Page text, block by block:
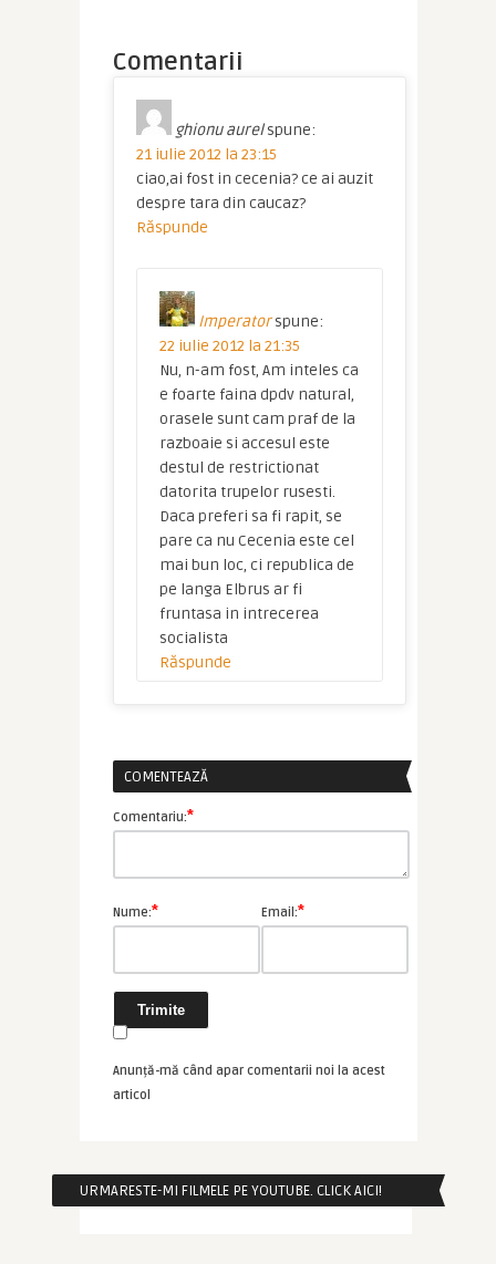
Comentarii
ghionu aurel spune:
21 iulie 2012 la 23:15
ciao,ai fost in cecenia? ce ai auzit
despre tara din caucaz?
Răspunde
Imperator spune:
22 iulie 2012 la 21:35
Nu, n-am fost, Am inteles ca
e foarte faina dpdv natural,
orasele sunt cam praf de la
razboaie si accesul este
destul de restrictionat
datorita trupelor rusesti.
Daca preferi sa fi rapit, se
pare ca nu Cecenia este cel
mai bun loc, ci republica de
pe langa Elbrus ar fi
fruntasa in intrecerea
socialista
Răspunde
COMENTEAZĂ
Comentariu:*
Nume:* Email:*
Anunță-mă când apar comentarii noi la acest
articol
URMARESTE-MI FILMELE PE YOUTUBE. CLICK AICI!